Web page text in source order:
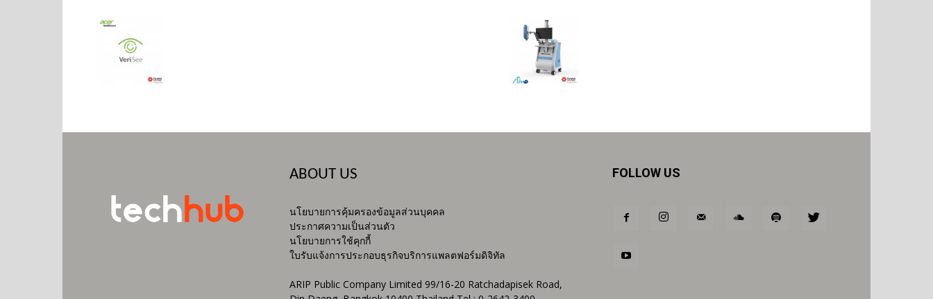
ABOUT US
นโยบายการคุ้มครองข้อมูลส่วนบุคคล
ประกาศความเป็นส่วนตัว
นโยบายการใช้คุกกี้
ใบรับแจ้งการประกอบธุรกิจบริการแพลตฟอร์มดิจิทัล
ARIP Public Company Limited 99/16-20 Ratchadapisek Road,
FOLLOW US